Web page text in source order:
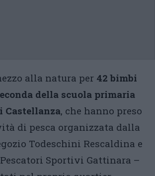
alla natura per 42 bimbi
della scuola primaria
Castellanza, che hanno preso
di pesca organizzata dalla
Todeschini Rescaldina e
Sportivi Gattinara –